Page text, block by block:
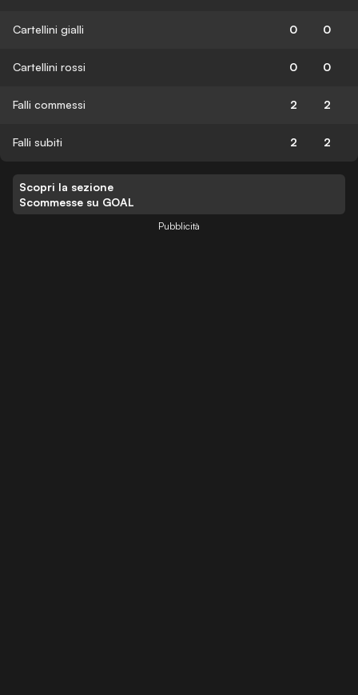
Cartellini gialli 0 0
Cartellini rossi 0 0
Falli commessi 2 2
Falli subiti 2 2
Scopri la sezione
Scommesse su GOAL
Pubblicità